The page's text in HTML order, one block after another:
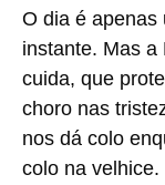
O dia é apenas
instante. Mas a
cuida, que
choro nas
nos dá colo
colo na